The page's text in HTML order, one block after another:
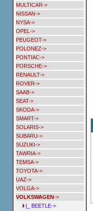
MULTICAR->
NISSAN->
NYSA->
OPEL->
PEUGEOT->
POLONEZ->
PONTIAC->
PORSCHE->
RENAULT->
ROVER->
SAAB->
SEAT->
SKODA->
SMART->
SOLARIS->
SUBARU->
SUZUKI->
TAWRIA->
TEMSA->
TOYOTA->
UAZ->
VOLGA->
VOLKSWAGEN->
|_ BEETLE->